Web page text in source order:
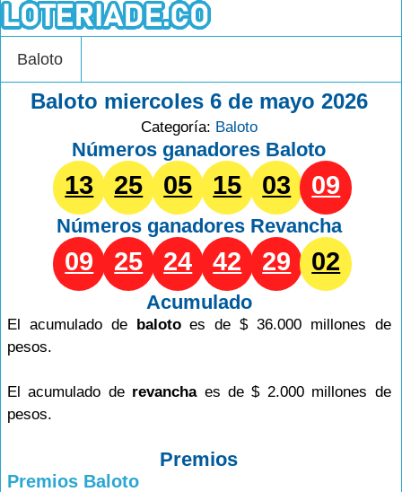
Baloto
Baloto miercoles 6 de mayo 2026
Categoría: Baloto
Números ganadores Baloto
13 25 05 15 03 09
Números ganadores Revancha
09 25 24 42 29 02
Acumulado
El acumulado de balotoes de $ 36.000 millones de
pesos.
El acumulado de revanchaes de $ 2.000 millones de
pesos.
Premios
Premios Baloto